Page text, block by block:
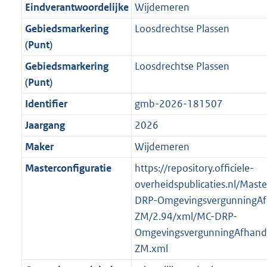
f
o
m
a
a
t
b
n
f
r
m
a
a
b
i
n
o
r
m
a
t
b
e
i
f
o
r
m
a
t
5
o
o
t
:
3
K
b
r
o
t
e
:
K
b
Eindverantwoordelijke Wijdemeren
Gebiedsmarkering
(Punt)
Loosdrechtse Plassen
Gebiedsmarkering
(Punt)
Loosdrechtse Plassen
Identifier
gmb-2026-181507
Jaargang
2026
Maker
Wijdemeren
Masterconfiguratie
https://repository.officiele-
overheidspublicaties.nl/
DRP-
ZM/2.94/xml/MC-DRP-
ZM.xml